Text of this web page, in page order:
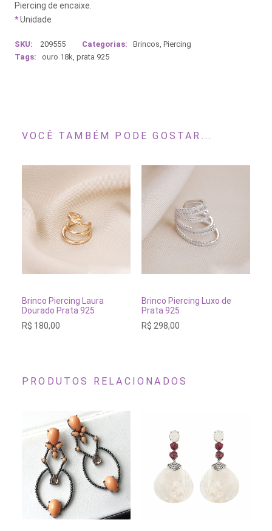
Piercing de encaixe.
*Unidade
SKU: 209555 Categorias: Brincos, Piercing
Tags:
ouro 18k, prata 925
VOCÊ TAMBÉM PODE GOSTAR...
ADICIONAR AO CARRINHO
Brinco Piercing Laura
Dourado Prata 925
R$ 180,00
ADICIONAR AO
Brinco Piercing Luxo de
Prata 925
R$ 298,00
PRODUTOS RELACIONADOS